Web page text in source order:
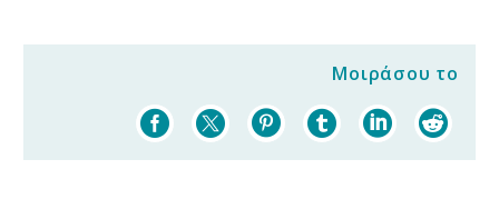
Μοιράσου το